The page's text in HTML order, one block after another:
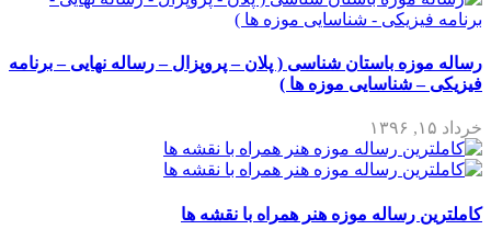
رساله موزه باستان شناسی ( پلان – پروپزال – رساله نهایی – برنامه
فیزیکی – شناسایی موزه ها )
خرداد ۱۵, ۱۳۹۶
کاملترین رساله موزه هنر همراه با نقشه ها